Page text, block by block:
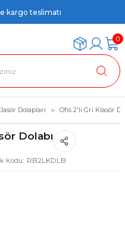
kargo teslimatı
0
Dolapları Ofis 2'li Gri Klasör
Dolabı
Kodu RB2LKDLB